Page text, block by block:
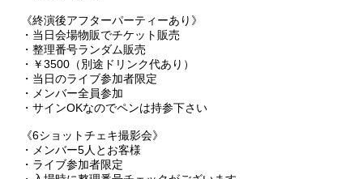
《終演後アフターパーティーあり》
・当日会場物販でチケット販売
・整理番号ランダム販売
・￥3500（別途ドリンク代あり）
・当日のライブ参加者限定
・メンバー全員参加
・サインOKなのでペンは持参下さい
《6ショットチェキ撮影会》
・メンバー5人とお客様
・ライブ参加者限定